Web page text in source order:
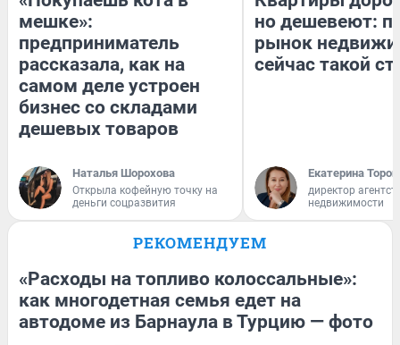
мешке»:
предприниматель
рассказала, как на
самом деле устроен
бизнес со складами
дешевых товаров
Наталья Шорохова
Открыла кофейную точку на
деньги соцразвития
но дешевеют:
рынок
сейчас такой
Екатерина
директор
недвижимости
РЕКОМЕНДУЕМ
«Расходы на топливо колоссальные»:
как многодетная семья едет на
автодоме из Барнаула в Турцию — фото